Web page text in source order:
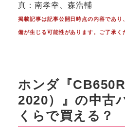
真：南孝幸、森浩輔
掲載記事は記事公開日時点の内容であり
備が生じる可能性があります。ご了承く
ホンダ『
2020）』の中古
くらで買える？